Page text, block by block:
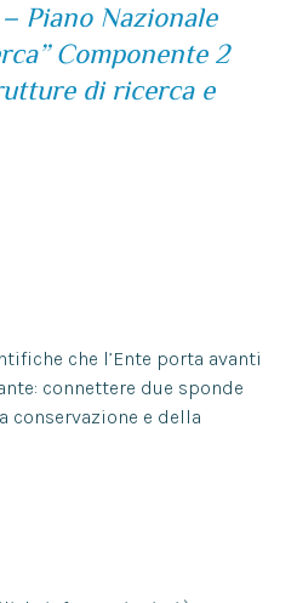
Piano Nazionale
Componente 2
di ricerca e
che l’Ente porta avanti
connettere due sponde
conservazione e della